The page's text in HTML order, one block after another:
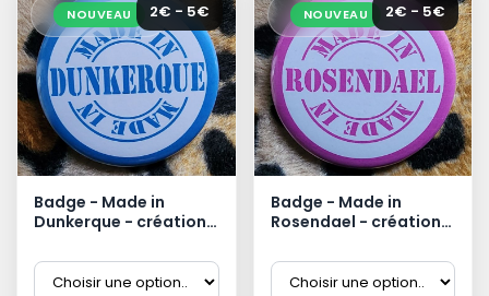
NOUVEAU 2€ - 5€
Badge - Made in
Dunkerque - création
NOUVEAU 2€ - 5€
Badge - Made in
Rosendael - création